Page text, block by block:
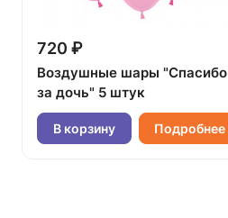
720 ₽
Воздушные шары "Спасибо
за дочь" 5 штук
В корзину Подробнее